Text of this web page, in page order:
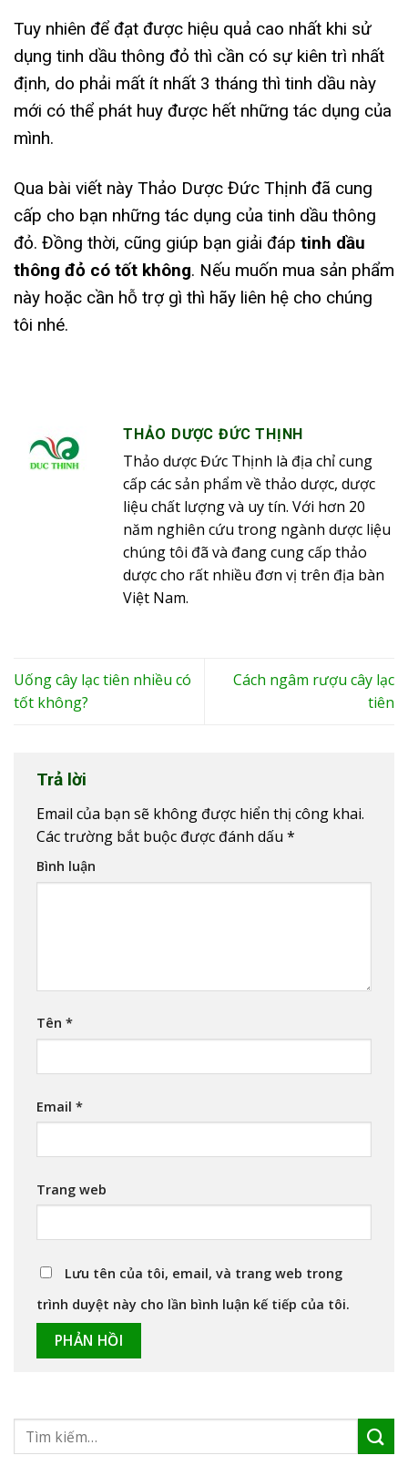
Tuy nhiên để đạt được hiệu quả cao nhất khi sử
dụng tinh dầu thông đỏ thì cần có sự kiên trì nhất
định, do phải mất ít nhất 3 tháng thì tinh dầu này
mới có thể phát huy được hết những tác dụng của
mình.
Qua bài viết này Thảo Dược Đức Thịnh đã cung
cấp cho bạn những tác dụng của tinh dầu thông
đỏ. Đồng thời, cũng giúp bạn giải đáp tinh dầu
thông đỏ có tốt không. Nếu muốn mua sản phẩm
này hoặc cần hỗ trợ gì thì hãy liên hệ cho chúng
tôi nhé.
THẢO DƯỢC ĐỨC THỊNH
Thảo dược Đức Thịnh là địa chỉ cung
cấp các sản phẩm về thảo dược, dược
liệu chất lượng và uy tín. Với hơn 20
năm nghiên cứu trong ngành dược liệu
chúng tôi đã và đang cung cấp thảo
dược cho rất nhiều đơn vị trên địa bàn
Việt Nam.
Uống cây lạc tiên nhiều có
tốt không?
Cách ngâm rượu cây lạc
tiên
Trả lời
Email của bạn sẽ không được hiển thị công khai.
Các trường bắt buộc được đánh dấu *
Bình luận
Tên *
Email *
Trang web
Lưu tên của tôi, email, và trang web trong
trình duyệt này cho lần bình luận kế tiếp của tôi.